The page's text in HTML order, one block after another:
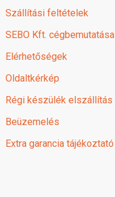
Szállítási feltételek
SEBO Kft. cégbemutatása
Elérhetőségek
Oldaltkérkép
Régi készülék elszállítás
Beüzemelés
Extra garancia tájékoztató